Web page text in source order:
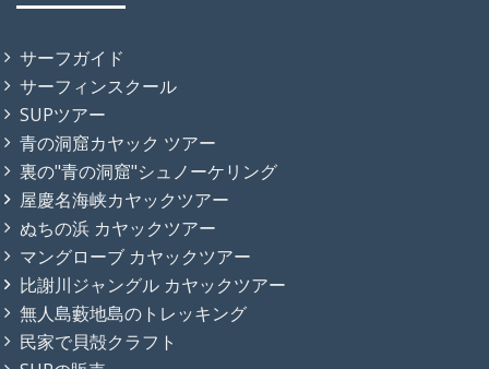
サーフガイド
サーフィンスクール
SUPツアー
青の洞窟カヤック ツアー
裏の"青の洞窟"シュノーケリング
屋慶名海峡カヤックツアー
ぬちの浜 カヤックツアー
マングローブ カヤックツアー
比謝川ジャングル カヤックツアー
無人島藪地島のトレッキング
民家で貝殻クラフト